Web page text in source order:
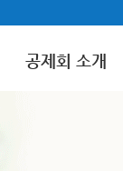
공제회 소개